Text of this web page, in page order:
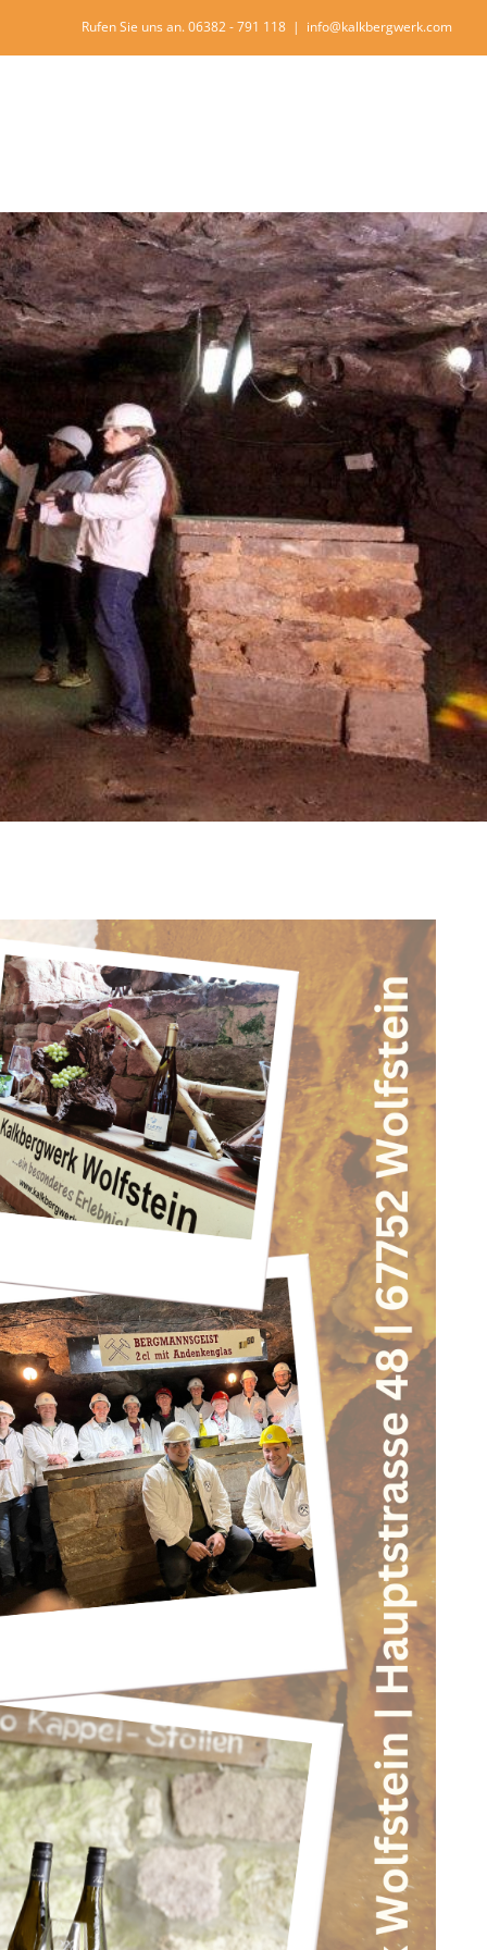
Rufen Sie uns an. 06382 - 791 118 | info@kalkbergwerk.com